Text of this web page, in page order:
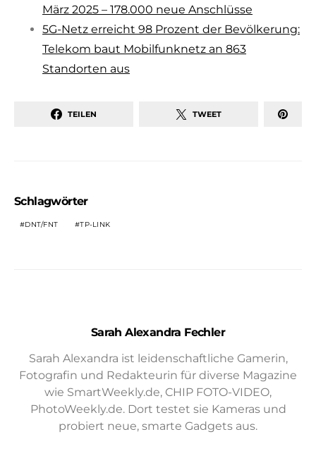
März 2025 – 178.000 neue Anschlüsse
5G-Netz erreicht 98 Prozent der Bevölkerung:
Telekom baut Mobilfunknetz an 863
Standorten aus
TEILEN TWEET
Schlagwörter
DNT/FNT TP-LINK
Sarah Alexandra Fechler
Sarah Alexandra ist leidenschaftliche Gamerin,
Fotografin und Redakteurin für diverse Magazine
wie SmartWeekly.de, CHIP FOTO-VIDEO,
PhotoWeekly.de. Dort testet sie Kameras und
probiert neue, smarte Gadgets aus.